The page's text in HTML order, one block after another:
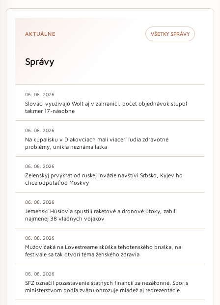
AKTUÁLNE VŠETKY SPRÁVY
Správy
06. 08. 2026
Slováci využívajú Wolt aj v zahraničí, počet objednávok stúpol
takmer 17-násobne
06. 08. 2026
Na kúpalisku v Diakovciach mali viacerí ľudia zdravotné
problémy, unikla neznáma látka
06. 08. 2026
Zelenskyj prvýkrát od ruskej invázie navštívi Srbsko, Kyjev ho
chce odpútať od Moskvy
06. 08. 2026
Jemenskí Húsíovia spustili raketové a dronové útoky, zabili
najmenej 38 vládnych vojakov
06. 08. 2026
Mužov čaká na Lovestreame skúška tehotenského bruška, na
festivale sa tak otvorí téma ženského zdravia
06. 08. 2026
SFZ označil pozastavenie štátnych financií za nezákonné. Spor s
ministerstvom podľa zväzu ohrozuje mládež aj reprezentácie